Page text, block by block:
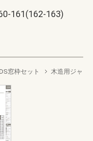
161(162-163)
窓枠セット
木造用ジャ